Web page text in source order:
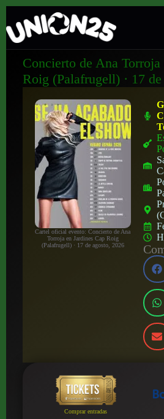
Concierto de Ana Torroja
Roig (Palafrugell) · 17
Cartel oficial evento: Concierto de Ana
Torroja en Jardines Cap Roig
(Palafrugell) · 17 de agosto, 2026
Comprar entradas